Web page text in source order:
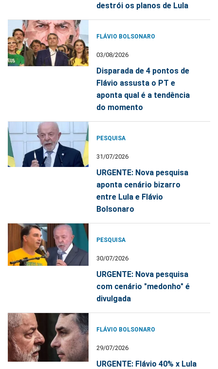
destrói os planos de Lula
FLÁVIO BOLSONARO
03/08/2026
Disparada de 4 pontos de
Flávio assusta o PT e
aponta qual é a tendência
do momento
PESQUISA
31/07/2026
URGENTE: Nova pesquisa
aponta cenário bizarro
entre Lula e Flávio
Bolsonaro
PESQUISA
30/07/2026
URGENTE: Nova pesquisa
com cenário "medonho" é
divulgada
FLÁVIO BOLSONARO
29/07/2026
URGENTE: Flávio 40% x Lula